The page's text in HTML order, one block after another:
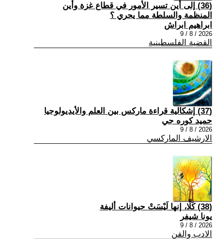
(36) إلى أين تسير الأمور في قطاع غزة وأين
المنظمة والسلطة مما يجري ؟
ابراهيم ابراش
2026 / 8 / 9
القضية الفلسطينية
(37) إشكالية قراءة ماركس بين العلم والأيديولوجيا
حميد كوره جي
2026 / 8 / 9
الارشيف الماركسي
(38) كَلَّا، إنها لَيْسَتْ حيوانات أليفة
يونا شيفر
2026 / 8 / 9
الادب والفن